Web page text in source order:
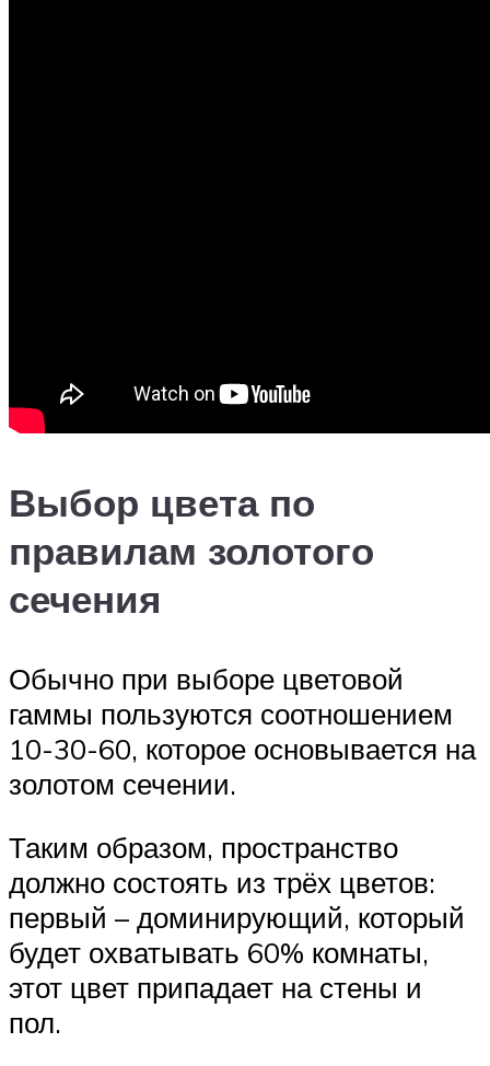
Выбор цвета по
правилам золотого
сечения
Обычно при выборе цветовой
гаммы пользуются соотношением
10-30-60, которое основывается на
золотом сечении.
Таким образом, пространство
должно состоять из трёх цветов:
первый – доминирующий, который
будет охватывать 60% комнаты,
этот цвет припадает на стены и
пол.